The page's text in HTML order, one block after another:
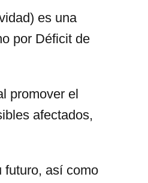
es una
por Déficit de
promover el
afectados,
futuro, así como